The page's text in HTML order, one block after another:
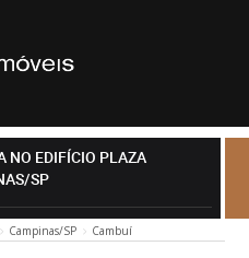
NO EDIFÍCIO PLAZA
SP
Campinas/SP Cambuí